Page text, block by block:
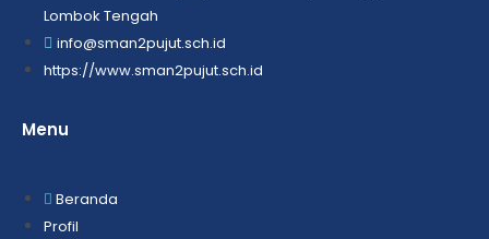
Lombok Tengah
info@sman2pujut.sch.id
https://www.sman2pujut.sch.id
Menu
Beranda
Profil